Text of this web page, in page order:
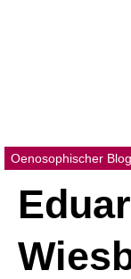
Oenosophischer Blog